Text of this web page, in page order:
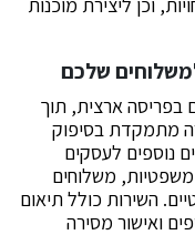
שלכם
בפריסה ארצית, תוך
מתמקדת בסיפוק
נוספים לעסקים
משפטיות, משלוחים
השירות כולל תיאום
ואישור מסירה